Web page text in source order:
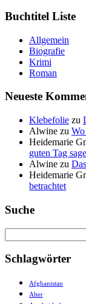
Buchtitel Liste
Allgemein
Biografie
Krimi
Roman
Neueste
Klebefolie zu
Alwine zu
Heidemarie
guten Tag
Alwine zu
Heidemarie
betrachtet
Suche
nach:
Schlagwörter
Afghanistan
Alter